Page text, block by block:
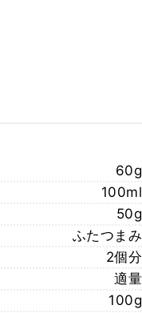
60g
100ml
50g
ふたつまみ
2個分
適量
100g